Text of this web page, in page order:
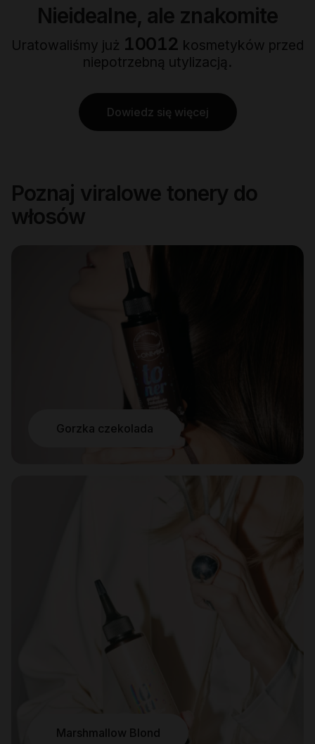
Nieidealne, ale znakomite
Uratowaliśmy już 10070 kosmetyków przed
niepotrzebną utylizacją.
Dowiedz się więcej
Poznaj viralowe tonery do
włosów
Gorzka czekolada
Marshmallow Blond